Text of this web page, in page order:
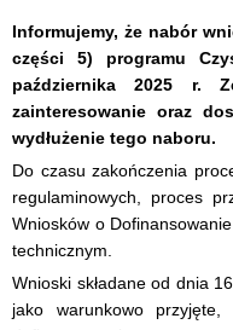
Informujemy, że nabór
części 5) programu
października 2025 r.
zainteresowanie oraz
wydłużenie tego naboru.
Do czasu zakończenia
regulaminowych, proces
Wniosków o
technicznym.
Wnioski składane od dnia
jako warunkowo